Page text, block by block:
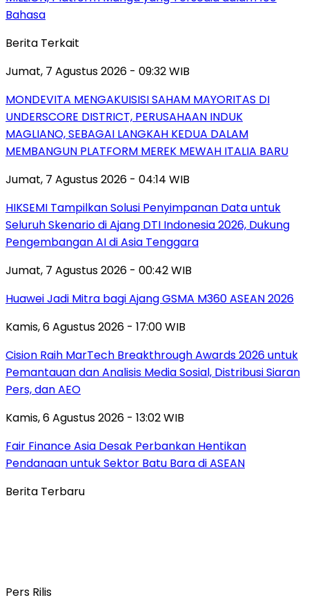
Bahasa
Berita Terkait
Jumat, 7 Agustus 2026 - 09:32 WIB
MONDEVITA MENGAKUISISI SAHAM MAYORITAS DI
UNDERSCORE DISTRICT, PERUSAHAAN INDUK
MAGLIANO, SEBAGAI LANGKAH KEDUA DALAM
MEMBANGUN PLATFORM MEREK MEWAH ITALIA BARU
Jumat, 7 Agustus 2026 - 04:14 WIB
HIKSEMI Tampilkan Solusi Penyimpanan Data untuk
Seluruh Skenario di Ajang DTI Indonesia 2026, Dukung
Pengembangan AI di Asia Tenggara
Jumat, 7 Agustus 2026 - 00:42 WIB
Huawei Jadi Mitra bagi Ajang GSMA M360 ASEAN 2026
Kamis, 6 Agustus 2026 - 17:00 WIB
Cision Raih MarTech Breakthrough Awards 2026 untuk
Pemantauan dan Analisis Media Sosial, Distribusi Siaran
Pers, dan AEO
Kamis, 6 Agustus 2026 - 13:02 WIB
Fair Finance Asia Desak Perbankan Hentikan
Pendanaan untuk Sektor Batu Bara di ASEAN
Berita Terbaru
Pers Rilis